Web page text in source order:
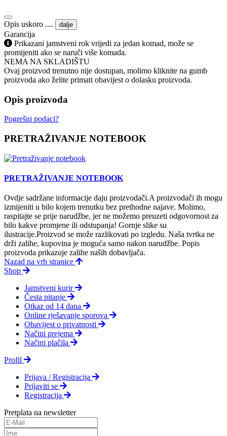
Opis uskoro .... dalje
Garancija
Prikazani jamstveni rok vrijedi za jedan komad, može se
promijeniti ako se naruči više komada.
NEMA NA SKLADIŠTU
Ovaj proizvod trenutno nije dostupan, molimo kliknite na gumb
proizvoda ako želite primati obavijest o dolasku proizvoda.
Opis proizvoda
Pogrešni podaci?
PRETRAŽIVANJE NOTEBOOK
PRETRAŽIVANJE NOTEBOOK
Ovdje sadržane informacije daju proizvodači.A proizvodači ih mogu
izmijeniti u bilo kojem trenutku bez prethodne najave. Molimo,
raspitajte se prije narudžbe, jer ne možemo preuzeti odgovornost za
bilo kakve promjene ili odstupanja! Gornje slike su
ilustracije.Proizvod se može razlikovati po izgledu. Naša tvrtka ne
drži zalihe, kupovina je moguća samo nakon narudžbe. Popis
proizvoda prikazuje zalihe naših dobavljača.
Nazad na vrh stranice
Shop
Jamstveni kurir
Česta pitanje
Otkaz od 14 dana
Online rješavanje sporova
Obavijest o privatnosti
Načini prejema
Načini plačila
Profil
Prijava / Registracija
Prijaviti se
Registracija
Pretplata na newsletter